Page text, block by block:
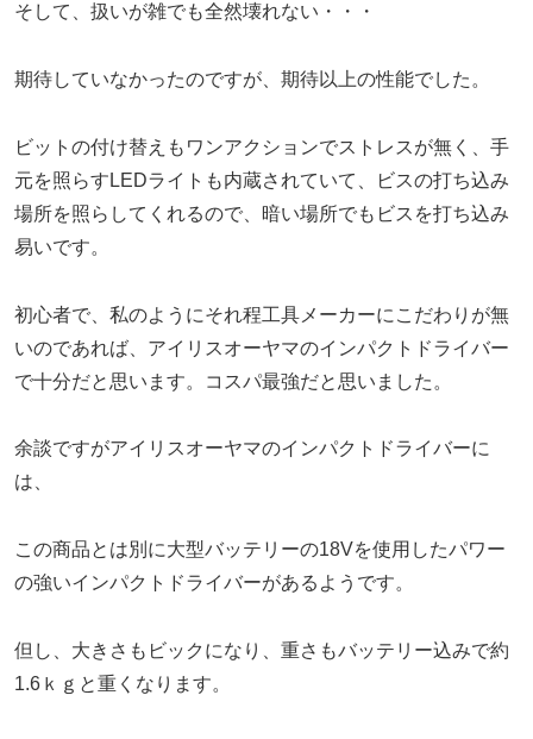
そして、扱いが雑でも全然壊れない・・・
期待していなかったのですが、期待以上の性能でした。
ビットの付け替えもワンアクションでストレスが無く、手
元を照らすLEDライトも内蔵されていて、ビスの打ち込み
場所を照らしてくれるので、暗い場所でもビスを打ち込み
易いです。
初心者で、私のようにそれ程工具メーカーにこだわりが無
いのであれば、アイリスオーヤマのインパクトドライバー
で十分だと思います。コスパ最強だと思いました。
余談ですがアイリスオーヤマのインパクトドライバーに
は、
この商品とは別に大型バッテリーの18Vを使用したパワー
の強いインパクトドライバーがあるようです。
但し、大きさもビックになり、重さもバッテリー込みで約
1.6ｋｇと重くなります。